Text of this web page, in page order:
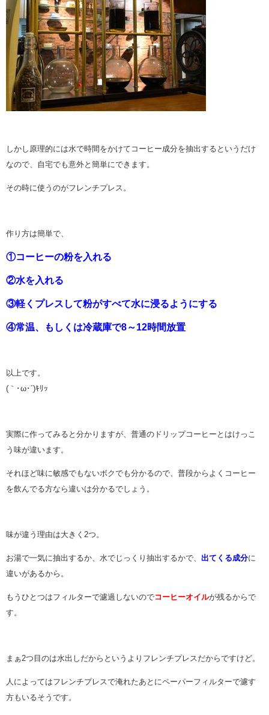
しかし原理的には水で時間をかけてコーヒー成分を抽出するというだけ
なので、自宅でも意外と簡単にできます。
その時に使うのがフレンチプレス。
作り方は簡単で、
①コーヒーの粉を入れる
②水を入れる
③軽くプレスして粉がすべて水に浸るようにする
④常温、もしくは冷蔵庫で8～12時間放置
以上です。
(｀･ω･´)ｷﾘｯ
実際に作ってみると分かりますが、普通のドリップコーヒーとはけっこ
う味が違います。
それほど味に敏感でもないボクでも分かるので、普段からよくコーヒー
を飲んでる方なら違いは分かるでしょう。
味が違う理由は大きく2つ。
お湯で一気に抽出するか、水でじっくり抽出するかで、 出てくる成分に
違いがあるから。
もうひとつはフィルターで濾過しないのでコーヒーオイルが残るからで
す。
まぁ2つ目のは水出しだからというよりフレンチプレスだからですけど。
人によってはフレンチプレスで淹れたあとにペーパーフィルターで濾す
方もいるそうです。